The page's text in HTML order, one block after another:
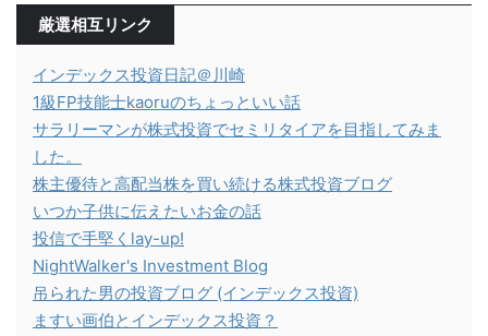
厳選相互リンク
インデックス投資日記＠川崎
1級FP技能士kaoruのちょっといい話
サラリーマンが株式投資でセミリタイアを目指してみま
した。
株主優待と高配当株を買い続ける株式投資ブログ
いつか子供に伝えたいお金の話
投信で手堅くlay-up!
NightWalker's Investment Blog
吊られた男の投資ブログ (インデックス投資)
ますい画伯とインデックス投資？